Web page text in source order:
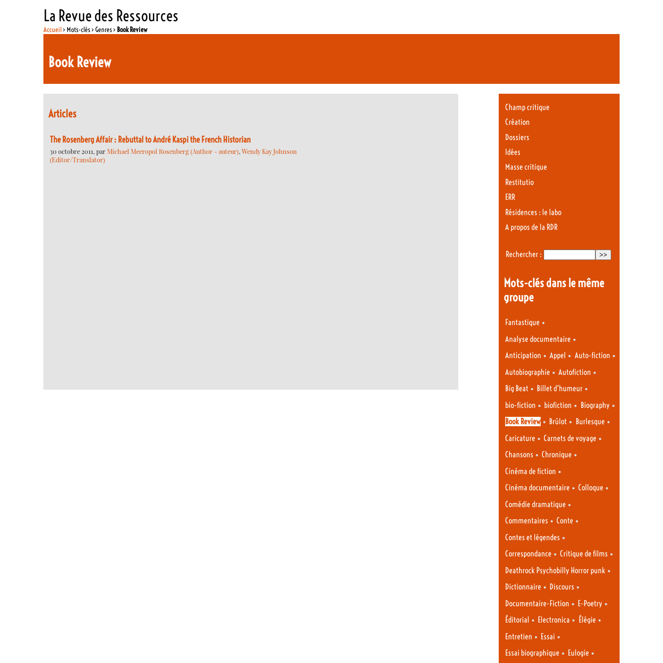
La Revue des Ressources
Accueil> Mots-clés > Genres > Book Review
Book Review
Articles
The Rosenberg Affair : Rebuttal to André Kaspi the French Historian
30 octobre 2011, parMichael Meeropol Rosenberg (Author - auteur), Wendy Kay Johnson
(Editor/Translator)
Champ critique
Création
Dossiers
Idées
Masse critique
Restitutio
ERR
Résidences : le labo
A propos de la RDR
Rechercher :
Mots-clés dans le même
groupe
Fantastique •
Analyse documentaire •
Anticipation • Appel • Auto-fiction •
Autobiographie • Autofiction •
Big Beat • Billet d’humeur •
bio-fiction • biofiction • Biography •
Book Review • Brûlot • Burlesque •
Caricature • Carnets de voyage •
Chansons • Chronique •
Cinéma de fiction •
Cinéma documentaire • Colloque •
Comédie dramatique •
Commentaires • Conte •
Contes et légendes •
Correspondance • Critique de films •
Deathrock Psychobilly Horror punk •
Dictionnaire • Discours •
Documentaire-Fiction • E-Poetry •
Éditorial • Electronica • Élégie •
Entretien • Essai •
Essai biographique • Eulogie •